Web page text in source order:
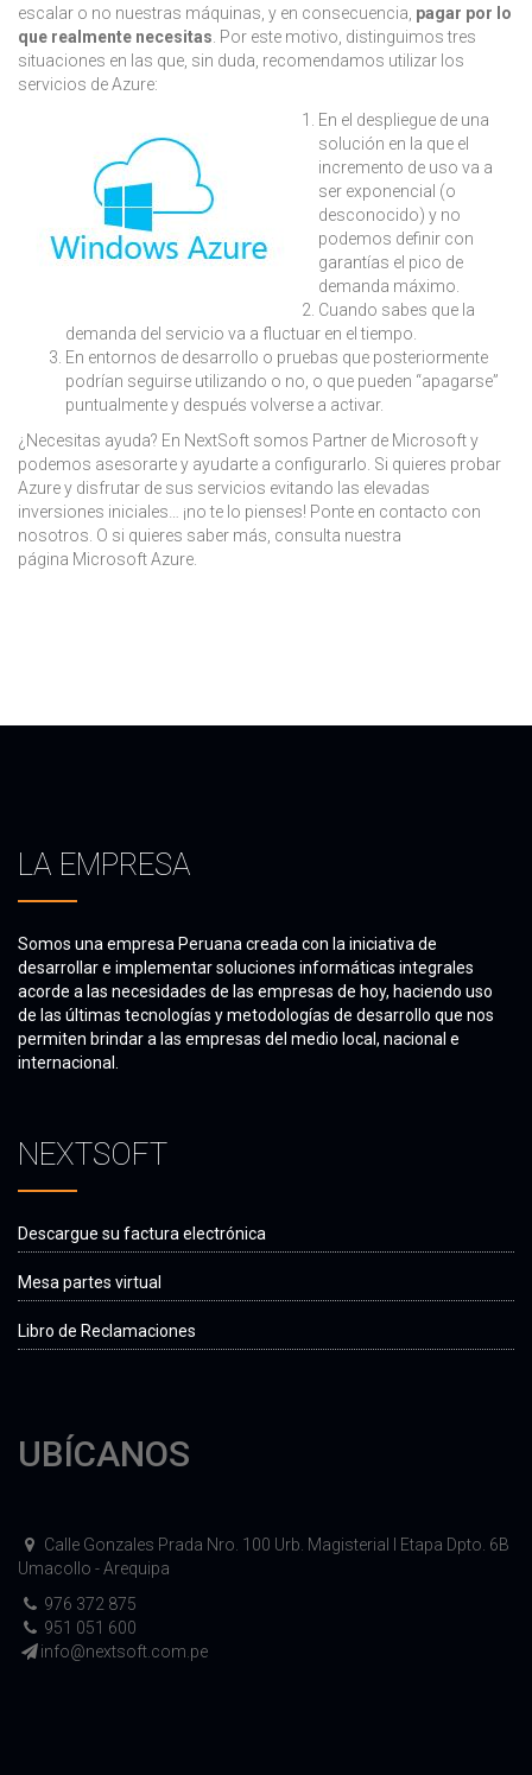
escalar o no nuestras máquinas, y en consecuencia, pagar por lo
que realmente necesitas . Por este motivo, distinguimos tres
situaciones en las que, sin duda, recomendamos utilizar los
servicios de Azure:
En el despliegue de una
solución en la que el
incremento de uso va a
ser exponencial (o
desconocido) y no
podemos definir con
garantías el pico de
demanda máximo.
Cuando sabes que la
demanda del servicio va a fluctuar en el tiempo.
En entornos de desarrollo o pruebas que posteriormente
podrían seguirse utilizando o no, o que pueden “apagarse”
puntualmente y después volverse a activar.
¿Necesitas ayuda? En NextSoft somos Partner de Microsoft y
podemos asesorarte y ayudarte a configurarlo. Si quieres probar
Azure y disfrutar de sus servicios evitando las elevadas
inversiones iniciales… ¡no te lo pienses! Ponte en contacto con
nosotros. O si quieres saber más, consulta nuestra
página Microsoft Azure.
LA EMPRESA
Somos una empresa Peruana creada con la iniciativa de
desarrollar e implementar soluciones informáticas integrales
acorde a las necesidades de las empresas de hoy, haciendo uso
de las últimas tecnologías y metodologías de desarrollo que nos
permiten brindar a las empresas del medio local, nacional e
internacional.
NEXTSOFT
Descargue su factura electrónica
Mesa partes virtual
Libro de Reclamaciones
UBÍCANOS
Calle Gonzales Prada Nro. 100 Urb. Magisterial I Etapa Dpto. 6B
Umacollo - Arequipa
976 372 875
951 051 600
info@nextsoft.com.pe